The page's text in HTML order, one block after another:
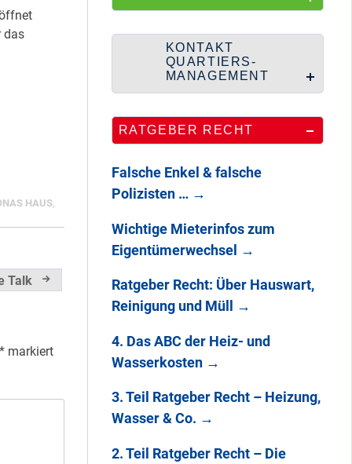
das
HAUS,
Talk
markiert
KONTAKT
QUARTIERS-
MANAGEMENT
RATGEBER RECHT
Falsche Enkel & falsche
Polizisten … →
Wichtige Mieterinfos zum
Eigentümerwechsel →
Ratgeber Recht: Über Hauswart,
Reinigung und Müll
→
4. Das ABC der Heiz- und
Wasserkosten →
3. Teil Ratgeber Recht – Heizung,
Wasser & Co. →
2. Teil Ratgeber Recht – Die
HipHop-Video: Das
ist Mein Viertel!
Mit Mieter-Kohle
auf Senats-Kohle
zwei Hahnebergen
kam
100 Jahre
Heerstraße